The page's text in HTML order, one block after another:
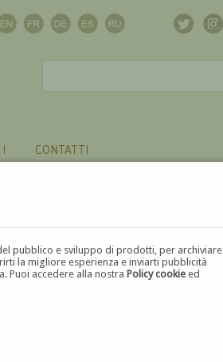
pubblico e sviluppo di prodotti, per archiviare
la migliore esperienza e inviarti pubblicità
Puoi accedere alla nostraPolicy cookie ed
CONTATTI